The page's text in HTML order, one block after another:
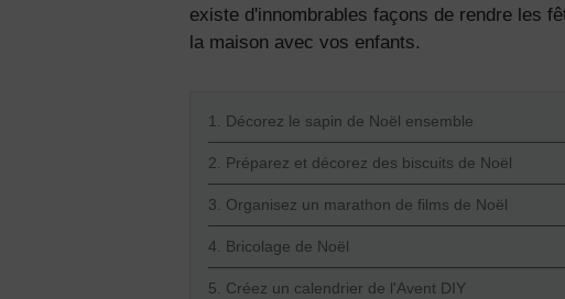
existe d'innombrables façons de rendre les
la maison avec vos enfants.
1. Décorez le sapin de Noël ensemble
2. Préparez et décorez des biscuits de Noël
3. Organisez un marathon de films de Noël
4. Bricolage de Noël
5. Créez un calendrier de l'Avent DIY